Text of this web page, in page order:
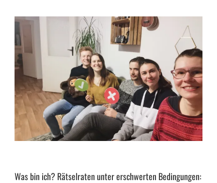
Was bin ich? Rätselraten unter erschwerten Bedingungen: